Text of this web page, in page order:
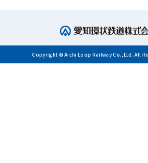
Copyright © Aichi Loop Railway Co.,Ltd. All